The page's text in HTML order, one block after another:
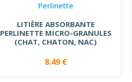
Perlinette
LITIÈRE ABSORBANTE
PERLINETTE MICRO-GRANULES
(CHAT, CHATON, NAC)
8.49 €